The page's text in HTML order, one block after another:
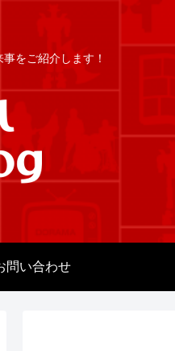
をご紹介します！
問い合わせ